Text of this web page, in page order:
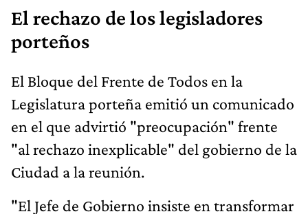
El rechazo de los legisladores
porteños
El Bloque del Frente de Todos en la
Legislatura porteña emitió un comunicado
en el que advirtió "preocupación" frente
"al rechazo inexplicable" del gobierno de la
Ciudad a la reunión.
"El Jefe de Gobierno insiste en transformar